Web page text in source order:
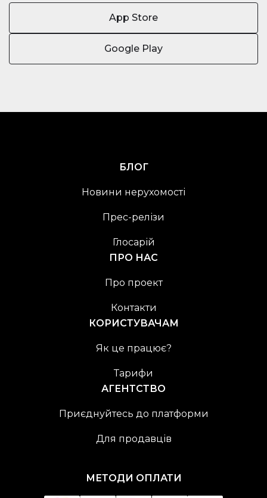
App Store
Google Play
БЛОГ
Новини нерухомості
Прес-релізи
Глосарій
ПРО НАС
Про проект
Контакти
КОРИСТУВАЧАМ
Як це працює?
Тарифи
АГЕНТСТВО
Приєднуйтесь до платформи
Для продавців
МЕТОДИ ОПЛАТИ